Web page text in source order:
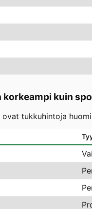
korkeampi kuin
ovat tukkuhintoja